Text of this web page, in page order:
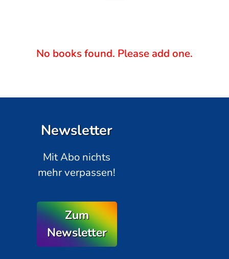
No books found. Please add one.
Newsletter
Mit Abo nichts
mehr verpassen!
Zum
Newsletter